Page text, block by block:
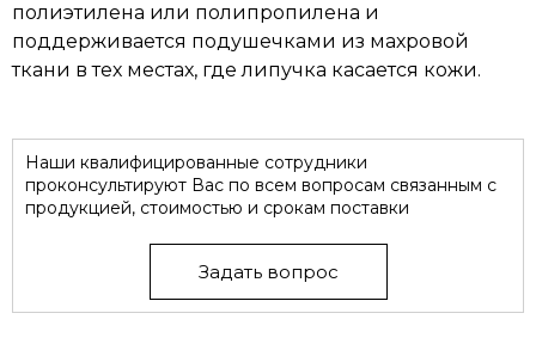
полиэтилена или полипропилена и
поддерживается подушечками из махровой
ткани в тех местах, где липучка касается кожи.
Наши квалифицированные сотрудники
проконсультируют Вас по всем вопросам связанным с
продукцией, стоимостью и срокам поставки
Задать вопрос